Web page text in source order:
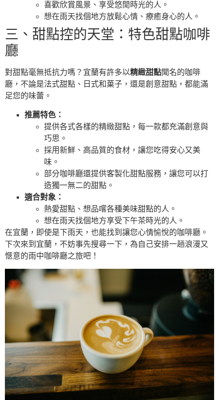
喜歡欣賞風景、享受悠閒時光的人。
想在雨天找個地方放鬆心情、療癒身心的人。
三、甜點控的天堂：特色甜點咖啡
廳
對甜點毫無抵抗力嗎？宜蘭有許多以精緻甜點聞名的咖啡
廳，不論是法式甜點、日式和菓子，還是創意甜點，都能滿
足您的味蕾。
推薦特色：
提供各式各樣的精緻甜點，每一款都充滿創意與
巧思。
採用新鮮、高品質的食材，讓您吃得安心又美
味。
部分咖啡廳還提供客製化甜點服務，讓您可以打
造獨一無二的甜點。
適合對象：
熱愛甜點、想品嚐各種美味甜點的人。
想在雨天找個地方享受下午茶時光的人。
在宜蘭，即使是下雨天，也能找到讓您心情愉悅的咖啡廳。
下次來到宜蘭，不妨事先搜尋一下，為自己安排一趟浪漫又
愜意的雨中咖啡廳之旅吧！